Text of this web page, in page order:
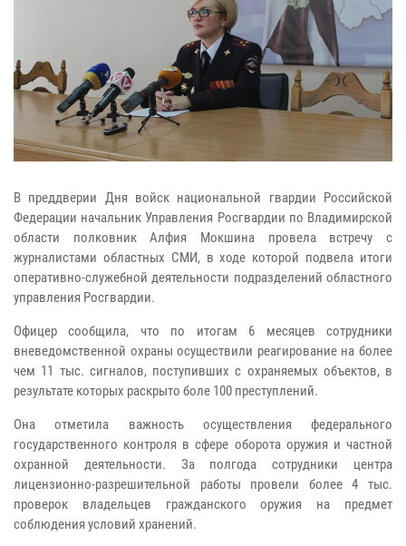
В преддверии Дня войск национальной гвардии Российской
Федерации начальник Управления Росгвардии по Владимирской
области полковник Алфия Мокшина провела встречу с
журналистами областных СМИ, в ходе которой подвела итоги
оперативно-служебной деятельности подразделений областного
управления Росгвардии.
Офицер сообщила, что по итогам 6 месяцев сотрудники
вневедомственной охраны осуществили реагирование на более
чем 11 тыс. сигналов, поступивших с охраняемых объектов, в
результате которых раскрыто боле 100 преступлений.
Она отметила важность осуществления федерального
государственного контроля в сфере оборота оружия и частной
охранной деятельности. За полгода сотрудники центра
лицензионно-разрешительной работы провели более 4 тыс.
проверок владельцев гражданского оружия на предмет
соблюдения условий хранений.